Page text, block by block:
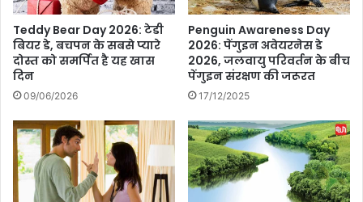
र
त
के
आ
गे
ध
शा
यी
हो
ती
स
नी
भी
नि
क
ल
र
है
?
जा
नि
Teddy Bear Day 2026: टेडी
बियर डे, बचपन के सबसे प्यारे
दोस्त को समर्पित है यह खास
दिन
09/06/2026
Penguin Awareness Day
2026: पेंगुइन अवेयरनेस डे
2026, जलवायु परिवर्तन के बीच
पेंगुइन संरक्षण की जरूरत
17/12/2025